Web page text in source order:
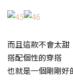
而且這款不會太甜
搭配個性的穿搭
也就是一個剛剛好